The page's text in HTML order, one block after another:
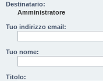
Destinatario:
Amministratore
Tuo indirizzo email:
Tuo nome:
Titolo: